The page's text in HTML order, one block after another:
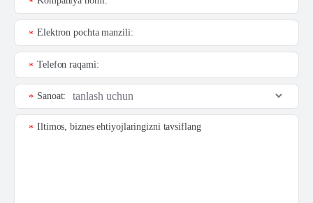
*
Elektron pochta manzili:
*
Telefon raqami:
*
Sanoat:
*
Iltimos, biznes ehtiyojlaringizni tavsiflang
*